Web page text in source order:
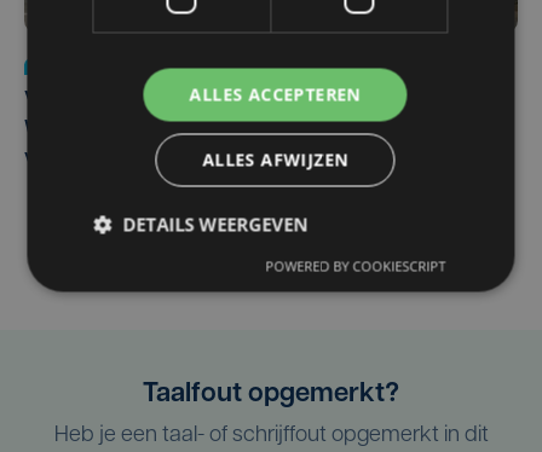
wo 5 augustus | 11:57
Vier Oostendse gynaecologen versterken dienst in AZ
West, dat ook een nieuwe voltijdse gynaecoloog
verwelkomt
Taalfout opgemerkt?
Heb je een taal- of schrijffout opgemerkt in dit
ALLES ACCEPTEREN
ALLES AFWIJZEN
DETAILS WEERGEVEN
POWERED BY COOKIESCRIPT